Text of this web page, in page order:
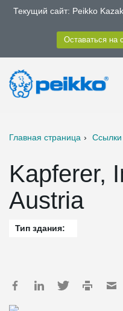
Текущий сайт: Peikko
Главная страница Ссылки
Kapferer,
Austria
Тип здания: